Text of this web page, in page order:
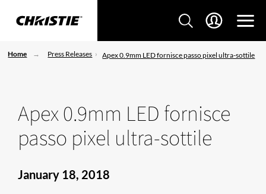
Home Press Releases Apex 0.9mm LED fornisce passo pixel ultra-sottile
Apex 0.9mm LED fornisce
passo pixel ultra-sottile
January 18, 2018